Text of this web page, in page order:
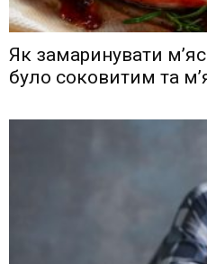
Як замаринувати
було соковитим та